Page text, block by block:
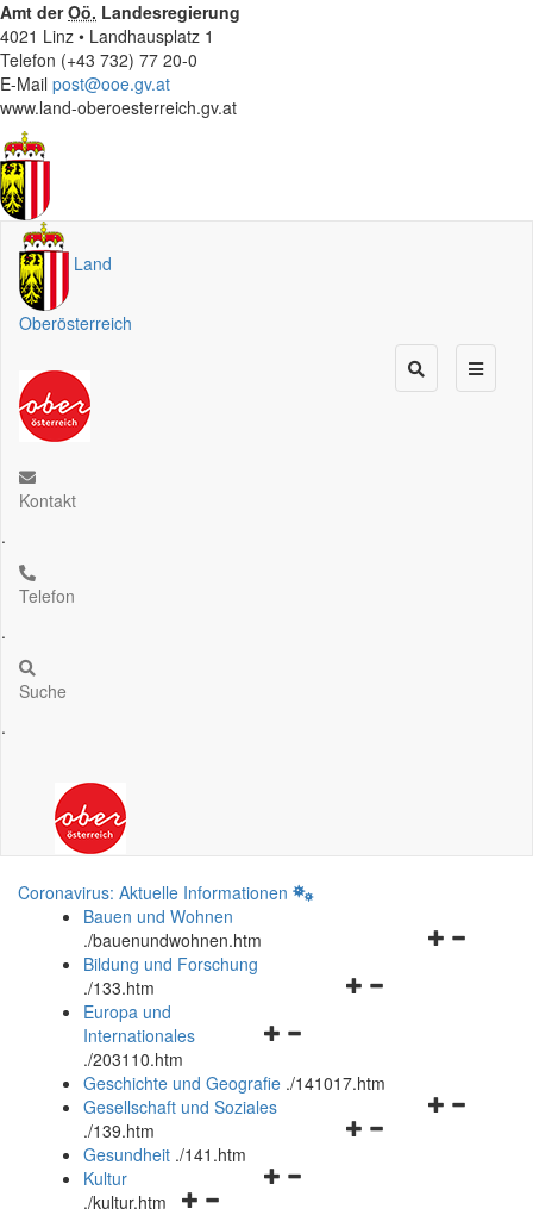
Amt derOö. Landesregierung
4021 Linz • Landhausplatz 1
Telefon (+43 732) 77 20-0
E-Mail post@ooe.gv.at
www.land-oberoesterreich.gv.at
Land
Oberösterreich
Kontakt
.
Telefon
.
Suche
.
Coronavirus: Aktuelle Informationen
Bauen und Wohnen
./bauenundwohnen.htm
Navigationsmenü
Bildung und Forschung
./133.htm
Navigationsmenü
und
schließen
Europa und
Internationales
./203110.htm
Geschichte und Geografie ./141017.htm
Navigationsmenü
Gesellschaft und Soziales
./139.htm
Navigationsmenü
Gesundheit ./141.htm
Navigationsmenü
Kultur
./kultur.htm